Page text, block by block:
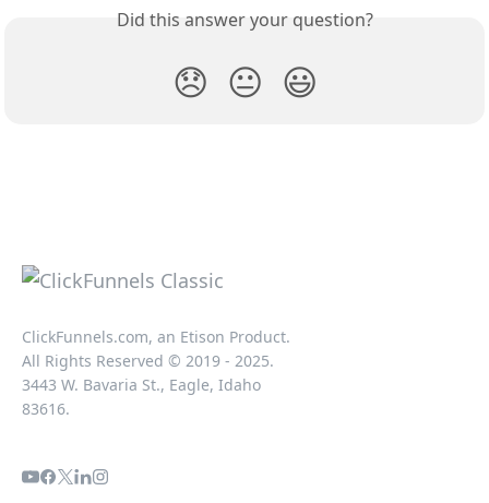
Did this answer your question?
😞 😐 😃
ClickFunnels.com, an Etison Product.
All Rights Reserved © 2019 - 2025.
3443 W. Bavaria St., Eagle, Idaho
83616.